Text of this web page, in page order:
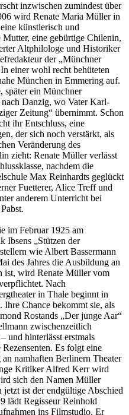
inzwischen zumindest über
wird Renate Maria Müller in
künstlerisch und
eine gebürtige Chilenin,
Altphilologe und Historiker
der „Münchner
einer wohl recht behüteten
München in Emmering auf.
später ein Münchner
Danzig, wo Vater Karl-
Zeitung“ übernimmt. Schon
ihr Entschluss, eine
der sich noch verstärkt, als
Veränderung des
zieht: Renate Müller verlässt
nachdem die
Max Reinhardts geglückt
Fuetterer, Alice Treff und
anderem Unterricht bei
im Februar 1925 am
Ibsens „Stützen der
wie Albert Bassermann
des Jahres die Ausbildung an
ist, wird Renate Müller vom
Nach
in Thale beginnt in
Ihre Chance bekommt sie, als
Rostands „Der junge Aar“
zwischenzeitlich
und hinterlässt erstmals
Es folgt eine
namhaften Berlinern Theater
Kritiker Alfred Kerr wird
sich den Namen Müller
ist der endgültige Abschied
lädt Regisseur Reinhold
ins Filmstudio. Er